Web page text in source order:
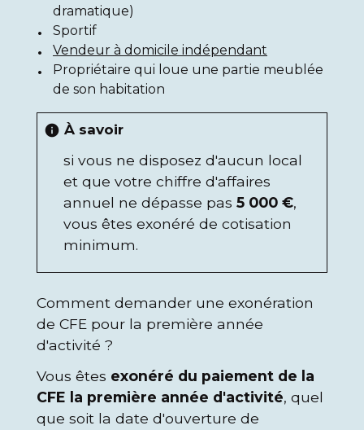
dramatique)
Sportif
Vendeur à domicile indépendant
Propriétaire qui loue une partie meublée
de son habitation
info À savoir
si vous ne disposez d'aucun local
et que votre chiffre d'affaires
annuel ne dépasse pas 5 000 €,
vous êtes exonéré de cotisation
minimum.
Comment demander une exonération
de CFE pour la première année
d'activité ?
Vous êtes exonéré du paiement de la
CFE la première année d'activité, quel
que soit la date d'ouverture de